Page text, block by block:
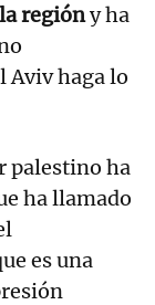
regióny ha
Aviv haga lo
palestino ha
ha llamado
es una